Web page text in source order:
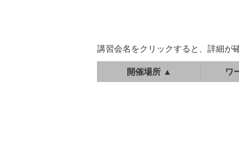
講習会名をクリックすると、詳細が
開催場所 ▲ ワ